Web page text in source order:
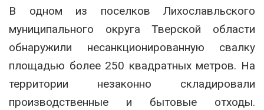
В одном из поселков Лихославльского
муниципального округа Тверской области
обнаружили несанкционированную свалку
площадью более 250 квадратных метров. На
территории незаконно складировали
производственные и бытовые отходы.